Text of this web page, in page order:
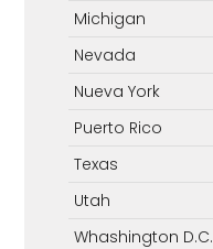
Michigan
Nevada
Nueva York
Puerto Rico
Texas
Utah
Whashington D.C.